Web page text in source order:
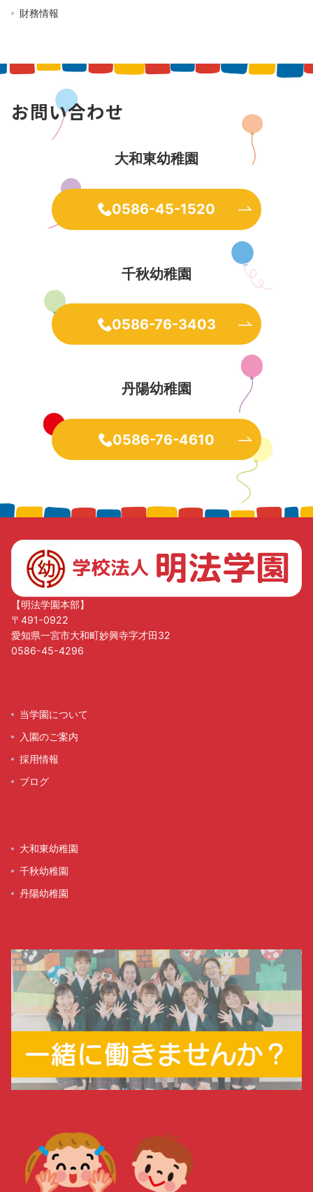
財務情報
お問い合わせ
大和東幼稚園
0586-45-1520
千秋幼稚園
0586-76-3403
丹陽幼稚園
0586-76-4610
【明法学園本部】
〒491-0922
愛知県一宮市大和町妙興寺字才田32
0586-45-4296
当学園について
入園のご案内
採用情報
ブログ
大和東幼稚園
千秋幼稚園
丹陽幼稚園